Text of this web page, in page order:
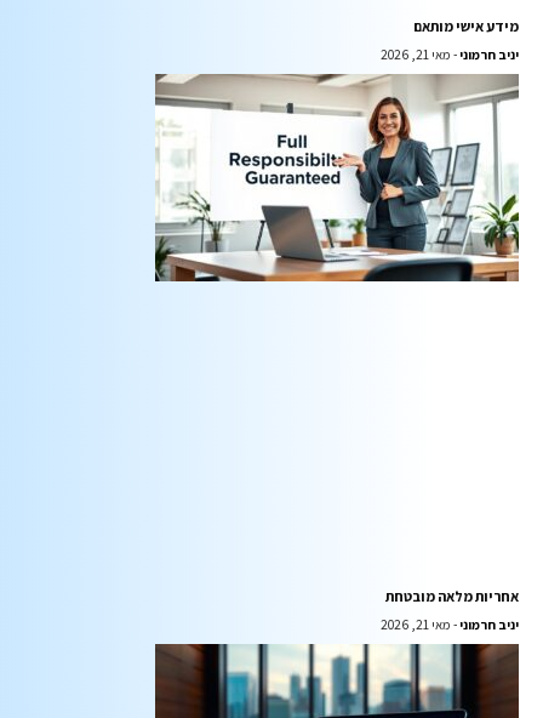
מידע אישי מותאם
יניב חרמוני מאי 21, 2026
אחריות מלאה מובטחת
יניב חרמוני מאי 21, 2026